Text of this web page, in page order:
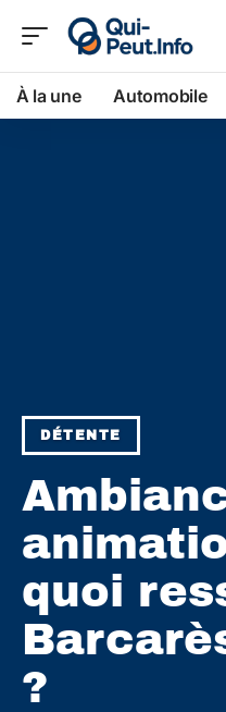
À la une Automobile
DÉTENTE
quoi
?